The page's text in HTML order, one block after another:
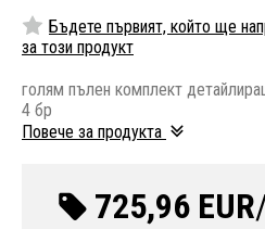
Бъдете първият, който ще
за този продукт
голям пълен комплект
4 бр
Повече за продукта
725,96 EUR